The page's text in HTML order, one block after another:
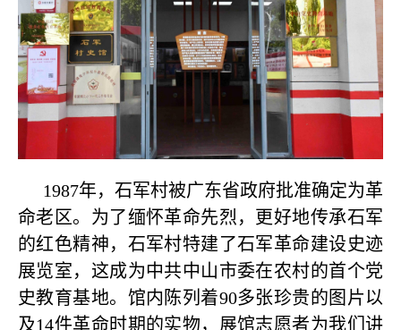
1987年，石军村被广东省政府批准确定为革
命老区。为了缅怀革命先烈，更好地传承石军
的红色精神，石军村特建了石军革命建设史迹
展览室，这成为中共中山市委在农村的首个党
史教育基地。馆内陈列着90多张珍贵的图片以
及14件革命时期的实物，展馆志愿者为我们讲